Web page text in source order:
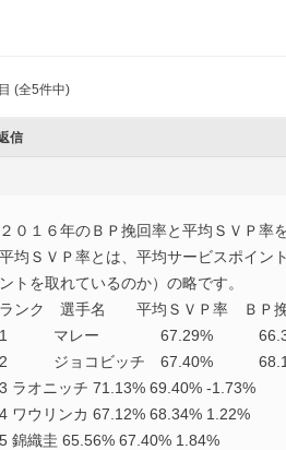
(全5件中)
信
２０１６年のＢＰ挽回率と平均ＳＶＰ率
平均ＳＶＰ率とは、平均サービスポイン
ントを取れているのか）の略です。
ランク 選手名 平均ＳＶＰ率 ＢＰ
1 マレー 67.29%
2 ジョコビッチ 67.40%
3 ラオニッチ 71.13% 69.40% -1.73%
4 ワウリンカ 67.12% 68.34% 1.22%
5 錦織圭 65.56% 67.40% 1.84%